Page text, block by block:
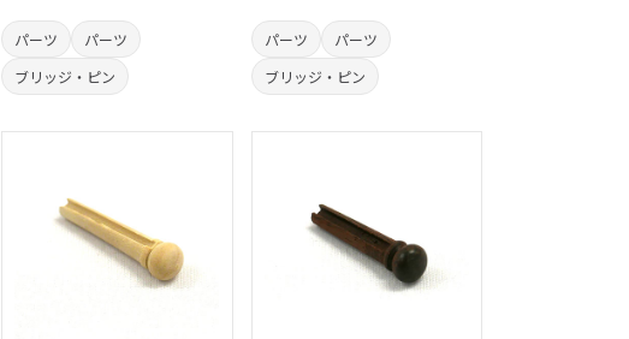
パーツ
パーツ
ブリッジ・ピン
パーツ
パーツ
ブリッジ・ピン